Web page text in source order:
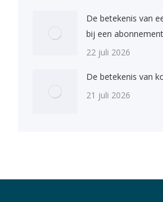
De betekenis van
bij een abonnement
22 juli 2026
De betekenis van
21 juli 2026